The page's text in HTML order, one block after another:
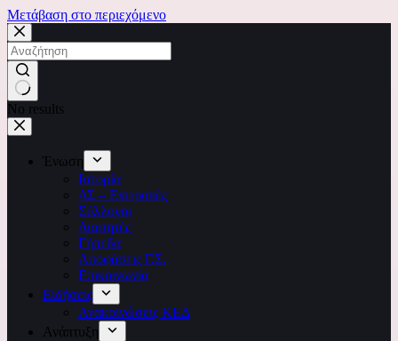
Μετάβαση στο περιεχόμενο
No results
Ένωση
Ιστορία
ΔΣ – Επιτροπές
Σύλλογοι
Διαιτητές
Γήπεδα
Αποφάσεις Γ.Σ.
Επικοινωνία
Ειδήσεις
Ανακοινώσεις ΚΕΔ
Ανάπτυξη